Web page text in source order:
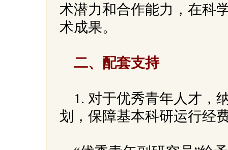
术潜力和合作能力，在科
术成果。
二、配套支持
1. 对于优秀青年人才，
划，保障基本科研运行经